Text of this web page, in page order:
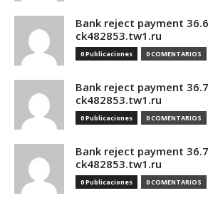
Bank reject payment
ck482853.tw1.ru
0 Publicaciones 0 COMENTARIOS
Bank reject payment
ck482853.tw1.ru
0 Publicaciones 0 COMENTARIOS
Bank reject payment
ck482853.tw1.ru
0 Publicaciones 0 COMENTARIOS